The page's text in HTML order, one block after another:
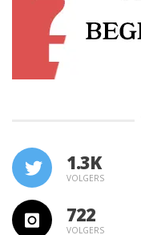
1.3K
VOLGERS
722
VOLGERS